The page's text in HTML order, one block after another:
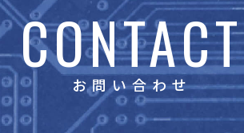
CONTACT
お問い合わせ